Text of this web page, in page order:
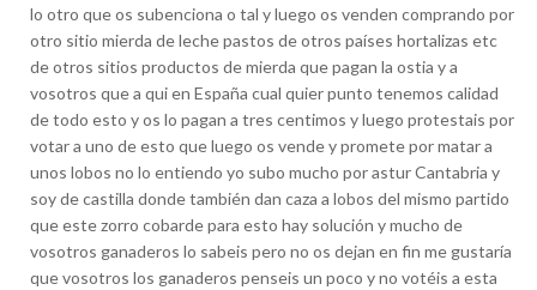
lo otro que os subenciona o tal y luego os venden comprando por
otro sitio mierda de leche pastos de otros países hortalizas etc
de otros sitios productos de mierda que pagan la ostia y a
vosotros que a qui en España cual quier punto tenemos calidad
de todo esto y os lo pagan a tres centimos y luego protestais por
votar a uno de esto que luego os vende y promete por matar a
unos lobos no lo entiendo yo subo mucho por astur Cantabria y
soy de castilla donde también dan caza a lobos del mismo partido
que este zorro cobarde para esto hay solución y mucho de
vosotros ganaderos lo sabeis pero no os dejan en fin me gustaría
que vosotros los ganaderos penseis un poco y no votéis a esta